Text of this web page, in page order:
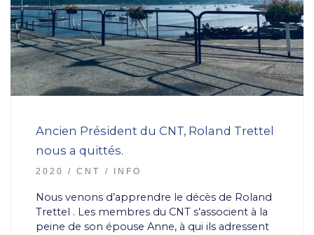
Ancien Président du CNT, Roland Trettel
nous a quittés.
2020 CNT INFO
Nous venons d’apprendre le décès de Roland
Trettel . Les membres du CNT s’associent à la
peine de son épouse Anne, à qui ils adressent